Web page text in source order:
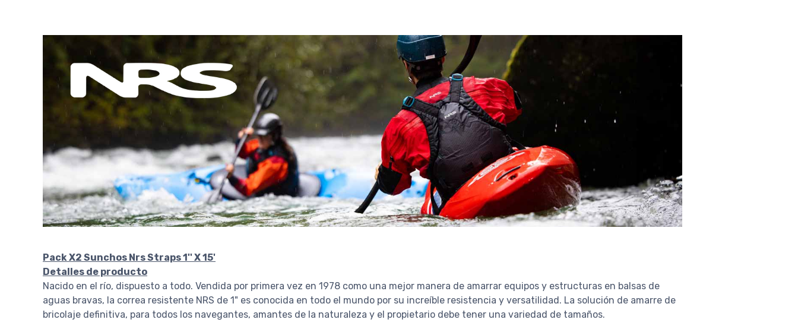
Pack X2 Sunchos Nrs Straps 1'' X 15'
Detalles de producto
Nacido en el río, dispuesto a todo. Vendida por primera vez en 1978 como una mejor manera de amarrar equipos y estructuras en balsas de
aguas bravas, la correa resistente NRS de 1" es conocida en todo el mundo por su increíble resistencia y versatilidad. La solución de amarre de
bricolaje definitiva, para todos los navegantes, amantes de la naturaleza y el propietario debe tener una variedad de tamaños.